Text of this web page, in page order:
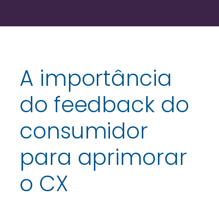
A importância
do feedback do
consumidor
para aprimorar
o CX